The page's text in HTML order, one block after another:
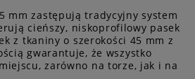
mm zastępują tradycyjny system
cieńszy, niskoprofilowy pasek
z tkaniny o szerokości 45 mm z
gwarantuje, że wszystko
zarówno na torze, jak i na